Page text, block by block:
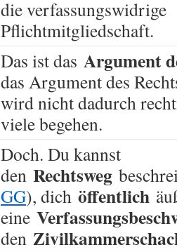
die verfassungswidrige
Pflichtmitgliedschaft.
Das ist das Argument
das Argument des
wird nicht dadurch
viele begehen.
Doch. Du kannst
den Rechtsweg
GG), dich öffentlich
eine
den